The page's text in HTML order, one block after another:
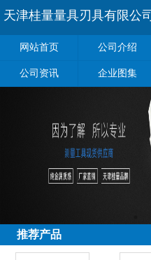
天津桂量量具刃具有限公司
网站首页 公司介绍
公司资讯 企业图集
推荐产品